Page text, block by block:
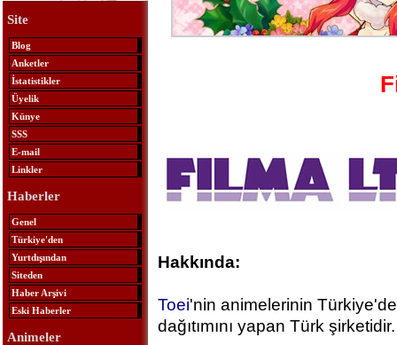
Site
Blog
Anketler
İstatistikler
Üyelik
Künye
SSS
E-mail
Linkler
Haberler
Genel
Türkiye'den
Yurtdışından
Siteden
Haber Arşivi
Eski Haberler
Animeler
Hakkında:
Toei'nin animelerinin
dağıtımını yapan Türk şirketidir.